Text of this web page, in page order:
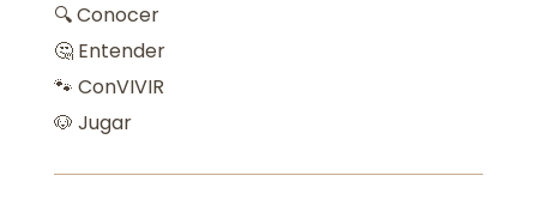
🔍 Conocer
🤔 Entender
🐾 ConVIVIR
🐶 Jugar